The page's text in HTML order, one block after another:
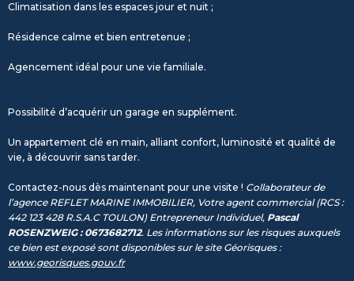
Climatisation dans les espaces jour et nuit ;
Résidence calme et bien entretenue ;
Agencement idéal pour une vie familiale.
Possibilité d’acquérir un garage en supplément.
Un appartement clé en main, alliant confort, luminosité et qualité de
vie, à découvrir sans tarder.
Contactez-nous dès maintenant pour une visite ! Collaborateur de
l’agence REFLET MARINE IMMOBILIER, Votre agent commercial (RCS :
442 123 428 R.S.A.C TOULON) Entrepreneur Individuel, Pascal
ROSENZWEIG : 0673682712. Les informations sur les risques auxquels
ce bien est exposé sont disponibles sur le site Géorisques :
www.georisques.gouv.fr